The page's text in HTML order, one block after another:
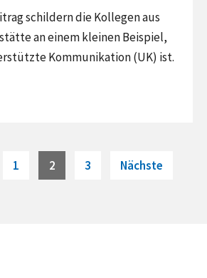
schildern die Kollegen aus
an einem kleinen Beispiel,
Kommunikation (UK) ist.
Page
1 Page
2 Page
3 Nächste